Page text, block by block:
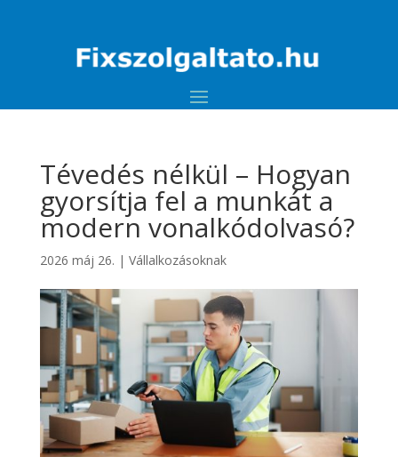
Tévedés nélkül – Hogyan
gyorsítja fel a munkát a
modern vonalkódolvasó?
2026 máj 26. | Vállalkozásoknak